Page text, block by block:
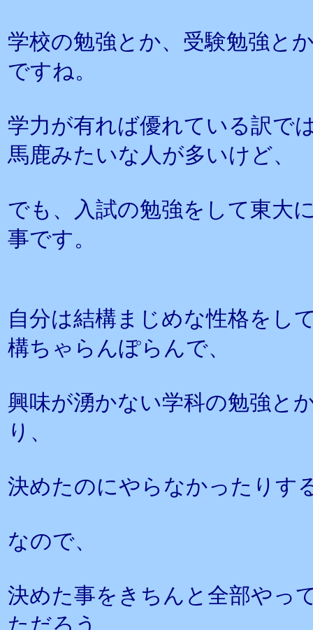
学校の勉強とか、受験勉強と
ですね。
学力が有れば優れている訳で
馬鹿みたいな人が多いけど、
でも、入試の勉強をして東大
事です。
自分は結構まじめな性格をし
構ちゃらんぽらんで、
興味が湧かない学科の勉強と
り、
決めたのにやらなかったりす
なので、
決めた事をきちんと全部やっ
ただろう、